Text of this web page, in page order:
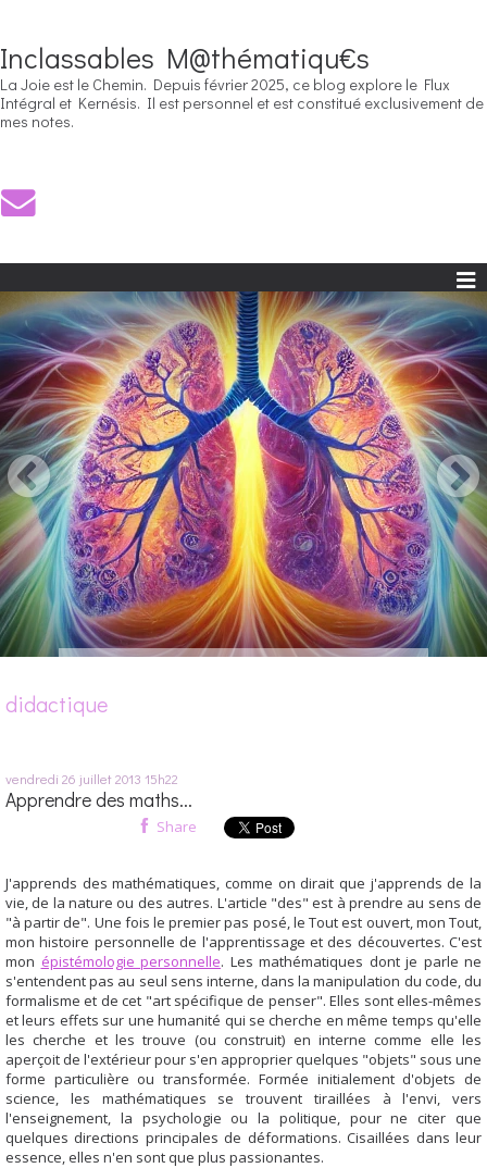
Inclassables M@thématiqu€s
La Joie est le Chemin. Depuis février 2025, ce blog explore le Flux
Intégral et Kernésis. Il est personnel et est constitué exclusivement de
mes notes.
didactique
vendredi 26 juillet 2013 15h22
Apprendre des maths...
Share
J'apprends des mathématiques, comme on dirait que j'apprends de la
vie, de la nature ou des autres. L'article "des" est à prendre au sens de
"à partir de". Une fois le premier pas posé, le Tout est ouvert, mon Tout,
mon histoire personnelle de l'apprentissage et des découvertes. C'est
mon épistémologie personnelle. Les mathématiques dont je parle ne
s'entendent pas au seul sens interne, dans la manipulation du code, du
formalisme et de cet "art spécifique de penser". Elles sont elles-mêmes
et leurs effets sur une humanité qui se cherche en même temps qu'elle
les cherche et les trouve (ou construit) en interne comme elle les
aperçoit de l'extérieur pour s'en approprier quelques "objets" sous une
forme particulière ou transformée. Formée initialement d'objets de
science, les mathématiques se trouvent tiraillées à l'envi, vers
l'enseignement, la psychologie ou la politique, pour ne citer que
quelques directions principales de déformations. Cisaillées dans leur
essence, elles n'en sont que plus passionantes.